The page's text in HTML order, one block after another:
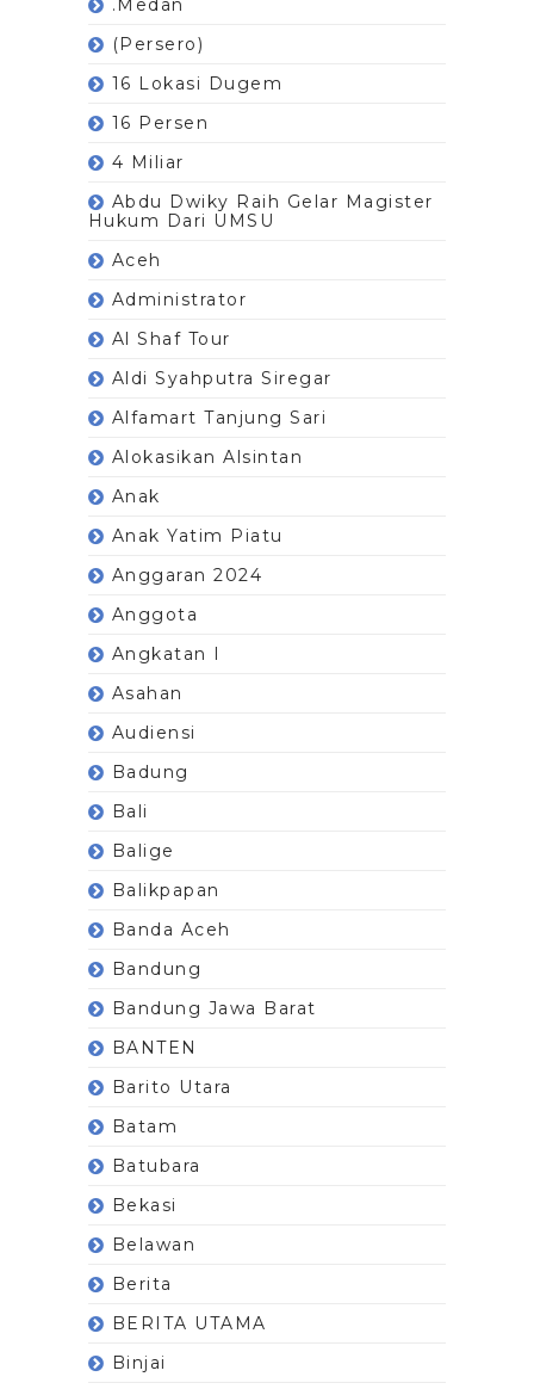
(Persero)
16 Lokasi Dugem
16 Persen
4 Miliar
Abdu Dwiky Raih Gelar Magister
Hukum Dari UMSU
Aceh
Administrator
Al Shaf Tour
Aldi Syahputra Siregar
Alfamart Tanjung Sari
Alokasikan Alsintan
Anak
Anak Yatim Piatu
Anggaran 2024
Anggota
Angkatan I
Asahan
Audiensi
Badung
Bali
Balige
Balikpapan
Banda Aceh
Bandung
Bandung Jawa Barat
BANTEN
Barito Utara
Batam
Batubara
Bekasi
Belawan
Berita
BERITA UTAMA
Binjai